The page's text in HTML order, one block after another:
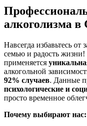
алкоголизма в
Навсегда избавьтесь от
семью и радость
применяется
алкогольной
92% случаев. Данные
психологические и
просто временное
Почему выбирают нас: